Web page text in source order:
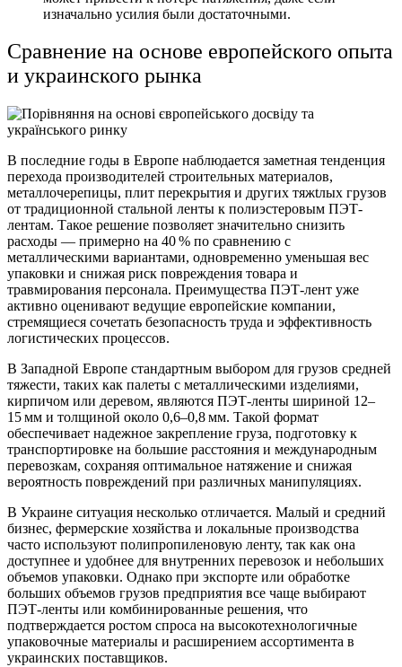
изначально усилия были достаточными.
Сравнение на основе европейского опыта
и украинского рынка
В последние годы в Европе наблюдается заметная тенденция
перехода производителей строительных материалов,
металлочерепицы, плит перекрытия и других тяжtлых грузов
от традиционной стальной ленты к полиэстеровым ПЭТ-
лентам. Такое решение позволяет значительно снизить
расходы — примерно на 40 % по сравнению с
металлическими вариантами, одновременно уменьшая вес
упаковки и снижая риск повреждения товара и
травмирования персонала. Преимущества ПЭТ-лент уже
активно оценивают ведущие европейские компании,
стремящиеся сочетать безопасность труда и эффективность
логистических процессов.
В Западной Европе стандартным выбором для грузов средней
тяжести, таких как палеты с металлическими изделиями,
кирпичом или деревом, являются ПЭТ-ленты шириной 12–
15 мм и толщиной около 0,6–0,8 мм. Такой формат
обеспечивает надежное закрепление груза, подготовку к
транспортировке на большие расстояния и международным
перевозкам, сохраняя оптимальное натяжение и снижая
вероятность повреждений при различных манипуляциях.
В Украине ситуация несколько отличается. Малый и средний
бизнес, фермерские хозяйства и локальные производства
часто используют полипропиленовую ленту, так как она
доступнее и удобнее для внутренних перевозок и небольших
объемов упаковки. Однако при экспорте или обработке
больших объемов грузов предприятия все чаще выбирают
ПЭТ-ленты или комбинированные решения, что
подтверждается ростом спроса на высокотехнологичные
упаковочные материалы и расширением ассортимента в
украинских поставщиков.